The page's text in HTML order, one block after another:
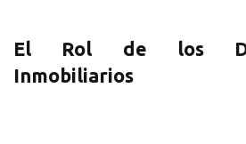
El Rol de los
Inmobiliarios